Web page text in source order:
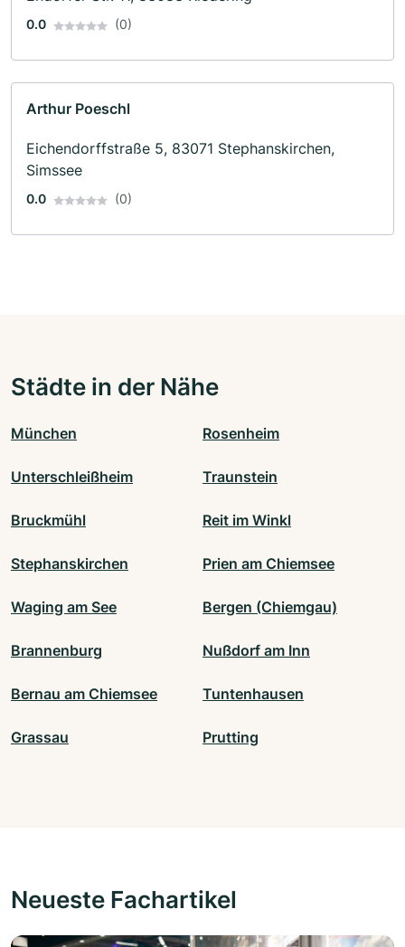
0.0 (0)
Arthur Poeschl
Eichendorffstraße 5, 83071 Stephanskirchen,
Simssee
0.0 (0)
Städte in der Nähe
München Rosenheim
Unterschleißheim Traunstein
Bruckmühl Reit im Winkl
Stephanskirchen Prien am Chiemsee
Waging am See Bergen (Chiemgau)
Brannenburg Nußdorf am Inn
Bernau am Chiemsee Tuntenhausen
Grassau Prutting
Neueste Fachartikel